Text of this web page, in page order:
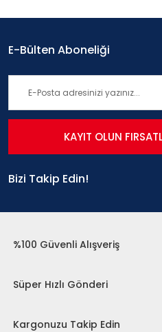
E-Bülten Aboneliği
KAYIT OLUN
Bizi Takip Edin!
%100 Güvenli Alışveriş
Süper Hızlı Gönderi
Kargonuzu Takip Edin